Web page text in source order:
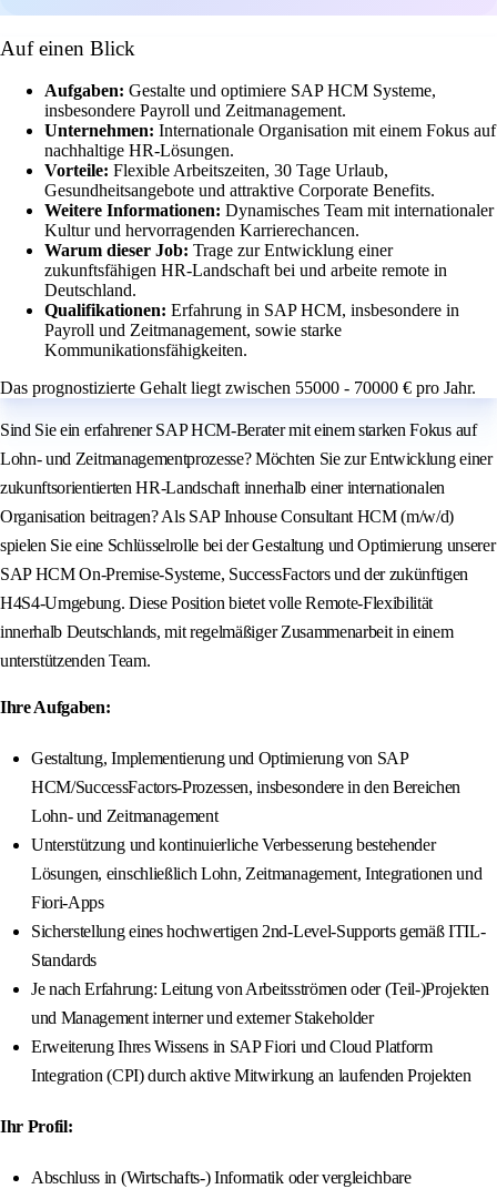
Auf einen Blick
Aufgaben: Gestalte und optimiere SAP HCM Systeme,
insbesondere Payroll und Zeitmanagement.
Unternehmen: Internationale Organisation mit einem Fokus auf
nachhaltige HR-Lösungen.
Vorteile: Flexible Arbeitszeiten, 30 Tage Urlaub,
Gesundheitsangebote und attraktive Corporate Benefits.
Weitere Informationen: Dynamisches Team mit internationaler
Kultur und hervorragenden Karrierechancen.
Warum dieser Job: Trage zur Entwicklung einer
zukunftsfähigen HR-Landschaft bei und arbeite remote in
Deutschland.
Qualifikationen: Erfahrung in SAP HCM, insbesondere in
Payroll und Zeitmanagement, sowie starke
Kommunikationsfähigkeiten.
Das prognostizierte Gehalt liegt zwischen 55000 - 70000 € pro Jahr.
Sind Sie ein erfahrener SAP HCM-Berater mit einem starken Fokus auf
Lohn- und Zeitmanagementprozesse? Möchten Sie zur Entwicklung einer
zukunftsorientierten HR-Landschaft innerhalb einer internationalen
Organisation beitragen? Als SAP Inhouse Consultant HCM (m/w/d)
spielen Sie eine Schlüsselrolle bei der Gestaltung und Optimierung unserer
SAP HCM On-Premise-Systeme, SuccessFactors und der zukünftigen
H4S4-Umgebung. Diese Position bietet volle Remote-Flexibilität
innerhalb Deutschlands, mit regelmäßiger Zusammenarbeit in einem
unterstützenden Team.
Ihre Aufgaben:
Gestaltung, Implementierung und Optimierung von SAP
HCM/SuccessFactors-Prozessen, insbesondere in den Bereichen
Lohn- und Zeitmanagement
Unterstützung und kontinuierliche Verbesserung bestehender
Lösungen, einschließlich Lohn, Zeitmanagement, Integrationen und
Fiori-Apps
Sicherstellung eines hochwertigen 2nd-Level-Supports gemäß ITIL-
Standards
Je nach Erfahrung: Leitung von Arbeitsströmen oder (Teil-)Projekten
und Management interner und externer Stakeholder
Erweiterung Ihres Wissens in SAP Fiori und Cloud Platform
Integration (CPI) durch aktive Mitwirkung an laufenden Projekten
Ihr Profil:
Abschluss in (Wirtschafts-) Informatik oder vergleichbare